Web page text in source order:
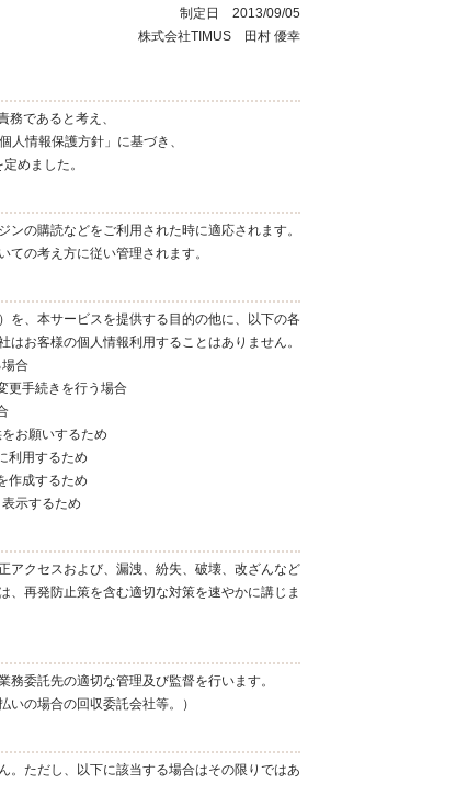
制定日 2013/09/05
株式会社TIMUS 田村 優幸
であると考え、
人情報保護方針」に基づき、
めました。
の購読などをご利用された時に適応されます。
の考え方に従い管理されます。
を、本サービスを提供する目的の他に、以下の各
お客様の個人情報利用することはありません。
合
更手続きを行う場合
お願いするため
利用するため
作成するため
示するため
アクセスおよび、漏洩、紛失、破壊、改ざんなど
再発防止策を含む適切な対策を速やかに講じま
委託先の適切な管理及び監督を行います。
いの場合の回収委託会社等。）
。ただし、以下に該当する場合はその限りではあ